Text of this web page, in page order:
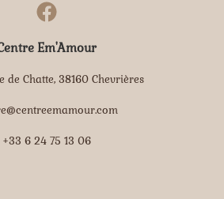
Em'Amour
de Chatte, 38160 Chevrières
+33 6 24 75 13 06